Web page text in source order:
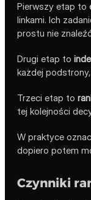
Pierwszy etap to
linkami. Ich
prostu nie
Drugi etap to
każdej
Trzeci etap to
tej kolejności
W praktyce
dopiero potem
Czynniki